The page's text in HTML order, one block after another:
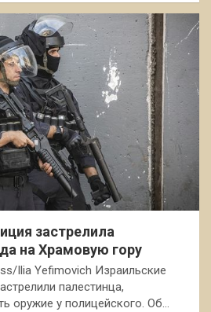
застрелила
на Храмовую гору
Ilia Yefimovich Израильские
палестинца,
оружие у полицейского. Об…